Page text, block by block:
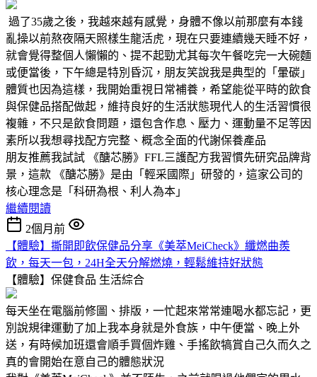
過了35歲之後，我越來越有感覺，身體不像以前那麼有本錢
亂操以前熬夜隔天照樣生龍活虎，現在只要連續幾天睡不好，
就會覺得整個人懶懶的、提不起勁尤其每次午餐吃完一大碗麵
或便當後，下午總是特別昏沉，朋友笑說我是典型的「暈碳」
體質也因為這樣，我開始重視日常補養，希望能從平時的飲食
與保健品搭配做起，維持良好的生活狀態現代人的生活習慣很
複雜，不只是飲食問題，還包含作息、壓力、運動量不足等因
素所以我想尋找配方完整、概念全面的代謝保養產品
朋友推薦我試試 《醣芯勝》FFL三護配方我習慣先研究品牌背
景，這款 《醣芯勝》是由「輕采國際」研發的，這家公司的
核心理念是「科研為根、利人為本」
繼續閱讀
2個月前
【體驗】撕開即飲保健品分享《美萃MeiCheck》纖燃曲羨
飲，每天一包，24H全天分解燃燒，輕鬆維持好狀態
【體驗】保健食品 生活綜合
每天坐在電腦前修圖、排版，一忙起來常常連喝水都忘記，更
別說規律運動了加上我本身就是外食族，中午便當、晚上外
送，有時候加班還會順手買個炸雞、手搖飲犒賞自己久而久之
真的會開始在意自己的體態狀況